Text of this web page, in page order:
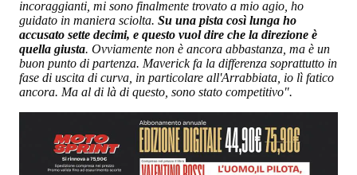
incoraggianti, mi sono finalmente trovato a mio agio, ho
guidato in maniera sciolta. Su una pista così lunga ho
accusato sette decimi, e questo vuol dire che la direzione è
quella giusta. Ovviamente non è ancora abbastanza, ma è un
buon punto di partenza. Maverick fa la differenza soprattutto in
fase di uscita di curva, in particolare all'Arrabbiata, io lì fatico
ancora. Ma al di là di questo, sono stato competitivo".